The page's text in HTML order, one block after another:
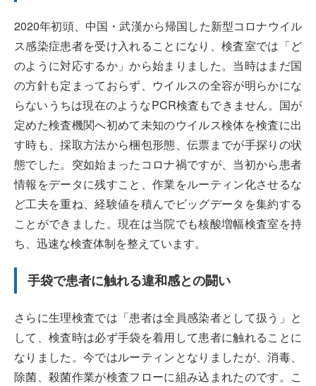
2020年初頭、中国・武漢から帰国した新型コロナウイル
ス感染症患者を受け入れることになり、検査室では「ど
のように対応するか」から始まりました。当時はまだ国
の方針も定まっておらず、ウイルスの全容が明らかにな
らないうちは現在のようなPCR検査もできません。国が
定めた検査機関へ初めて未知のウイルス検体を検査に出
す時も、採取方法から梱包形態、伝票までが手探りの状
態でした。突如始まったコロナ禍ですが、当初から患者
情報をデータに残すこと、作業をルーティン化させるな
ど工夫を重ね、経験値を積んでビッグデータを集約する
ことができました。現在は当院でも核酸増幅検査室を持
ち、迅速な検査体制を整えています。
手袋で患者に触れる違和感との闘い
さらに生理検査では「患者は全員感染者として扱う」と
して、検査時は必ず手袋を着用して患者に触れることに
なりました。今ではルーティンとなりましたが、消毒、
除菌、殺菌作業が検査フローに組み込まれたのです。こ